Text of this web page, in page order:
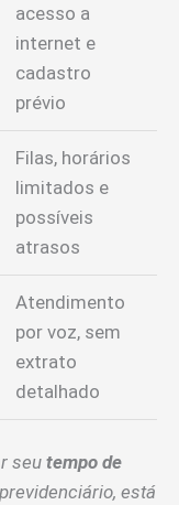
acesso a
internet e
cadastro
prévio
Filas, horários
limitados e
possíveis
atrasos
Atendimento
por voz, sem
extrato
detalhado
seu tempo de
está